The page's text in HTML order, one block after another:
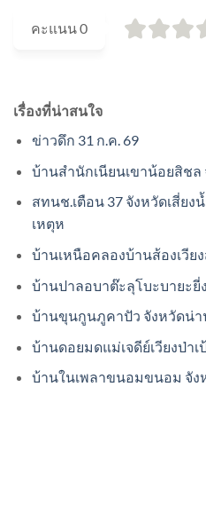
คะแนน0
เรื่องที่น่าสนใจ
ข่าวดึก 31 ก.ค. 69
บ้านสำนักเนียนเขาน้อยสิช
สทนช.เตือน 37 จังหวัดเสี่ยง
เหตุห
บ้านเหนือคลองบ้านส้องเวีย
บ้านปาลอบาต๊ะลุโบะบายะยี่
บ้านขุนกูนภูคาปัว จังหวัดน่า
บ้านดอยมดแม่เจดีย์เวียงป่าเ
บ้านในเพลาขนอมขนอม จัง